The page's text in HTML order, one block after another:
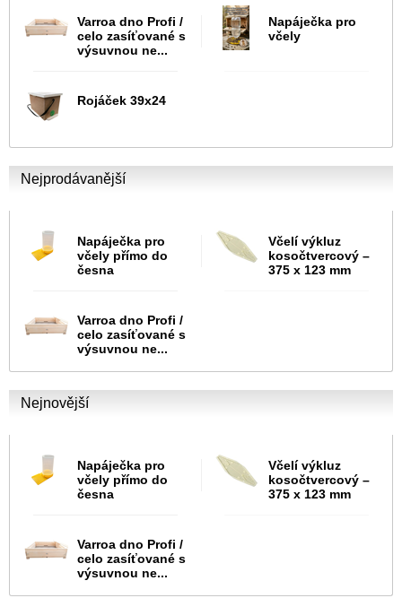
Varroa dno Profi /
celo zasíťované s
výsuvnou ne...
Napáječka pro
včely
Rojáček 39x24
Nejprodávanější
Napáječka pro
včely přímo do
česna
Včelí výkluz
kosočtvercový –
375 x 123 mm
Varroa dno Profi /
celo zasíťované s
výsuvnou ne...
Nejnovější
Napáječka pro
včely přímo do
česna
Včelí výkluz
kosočtvercový –
375 x 123 mm
Varroa dno Profi /
celo zasíťované s
výsuvnou ne...